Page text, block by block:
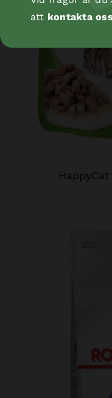
att kontakta oss